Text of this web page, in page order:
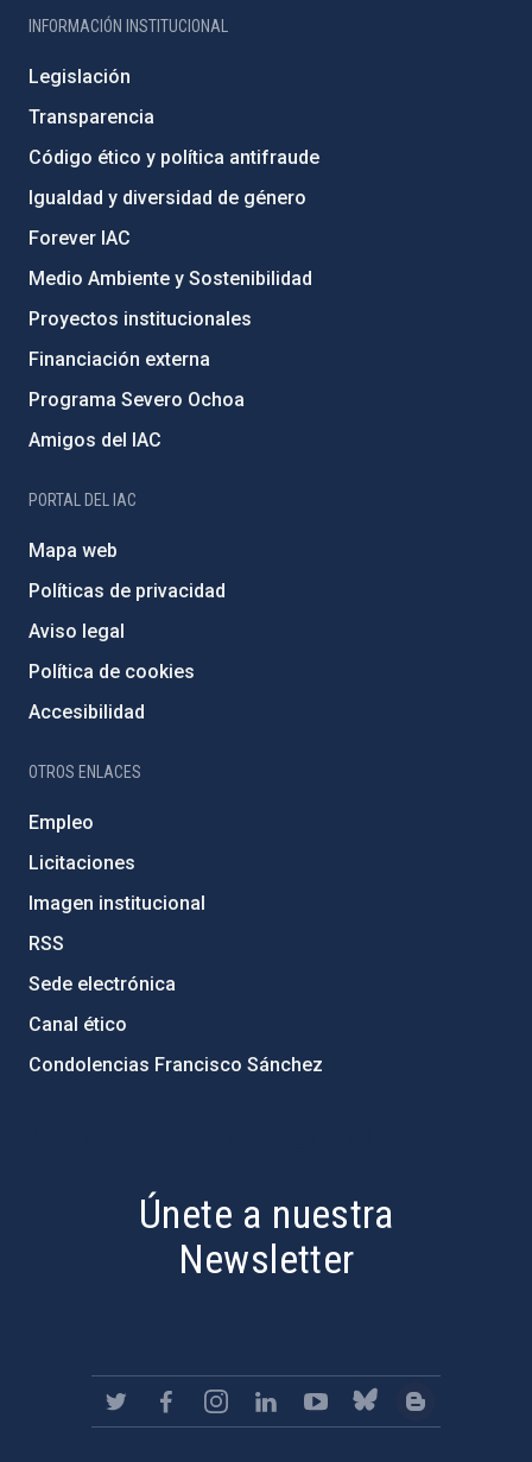
INFORMACIÓN INSTITUCIONAL
Legislación
Transparencia
Código ético y política antifraude
Igualdad y diversidad de género
Forever IAC
Medio Ambiente y Sostenibilidad
Proyectos institucionales
Financiación externa
Programa Severo Ochoa
Amigos del IAC
PORTAL DEL IAC
Mapa web
Políticas de privacidad
Aviso legal
Política de cookies
Accesibilidad
OTROS ENLACES
Empleo
Licitaciones
Imagen institucional
RSS
Sede electrónica
Canal ético
Condolencias Francisco Sánchez
Únete a nuestra
Newsletter